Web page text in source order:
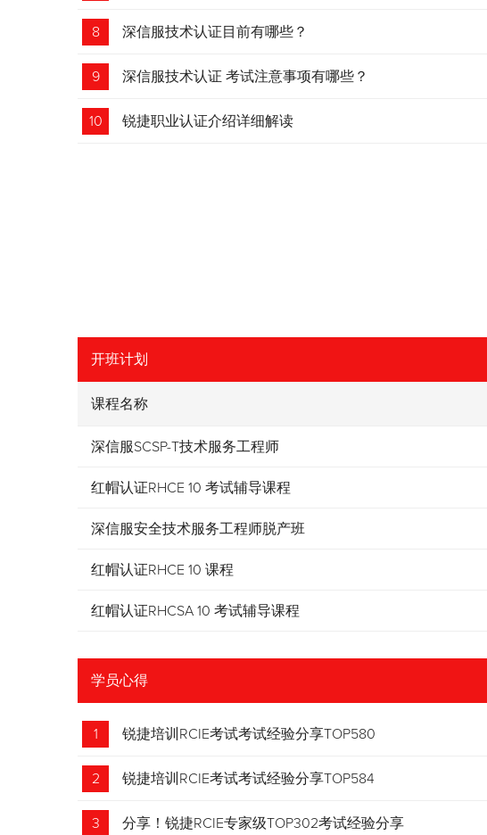
8 深信服技术认证目前有哪些？
9 深信服技术认证 考试注意事项有哪些？
10 锐捷职业认证介绍详细解读
开班计划
课程名称
深信服SCSP-T技术服务工程师
红帽认证RHCE 10 考试辅导课程
深信服安全技术服务工程师脱产班
红帽认证RHCE 10 课程
红帽认证RHCSA 10 考试辅导课程
学员心得
1 锐捷培训RCIE考试考试经验分享TOP580
2 锐捷培训RCIE考试考试经验分享TOP584
3 分享！锐捷RCIE专家级TOP302考试经验分享